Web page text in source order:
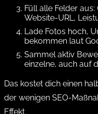
Füll alle Felder
Website-URL,
Lade Fotos hoch,
bekommen laut
Sammel aktiv
einzelne, auch auf
Das kostet dich einen
der wenigen SEO-
Effekt.